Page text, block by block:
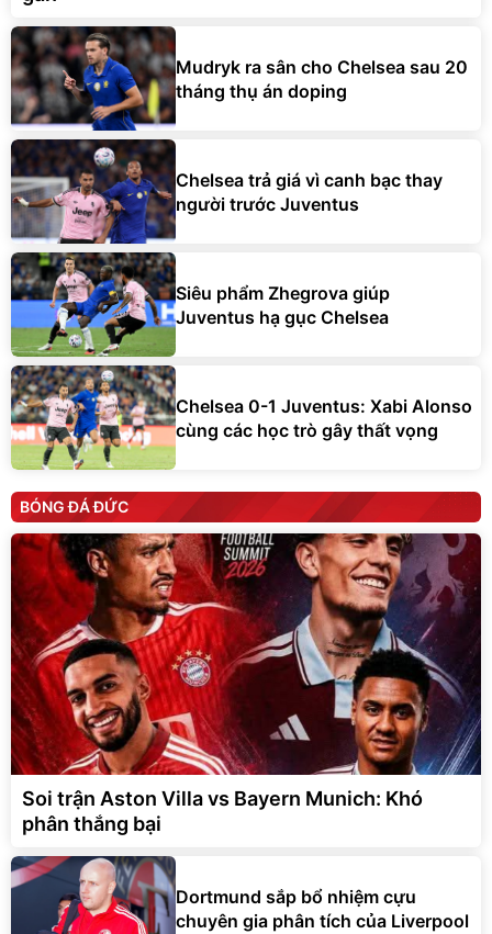
Mudryk ra sân cho Chelsea sau 20
tháng thụ án doping
Chelsea trả giá vì canh bạc thay
người trước Juventus
Siêu phẩm Zhegrova giúp
Juventus hạ gục Chelsea
Chelsea 0-1 Juventus: Xabi Alonso
cùng các học trò gây thất vọng
BÓNG ĐÁ ĐỨC
Soi trận Aston Villa vs Bayern Munich: Khó
phân thắng bại
Dortmund sắp bổ nhiệm cựu
chuyên gia phân tích của Liverpool